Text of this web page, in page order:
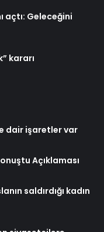
açtı: Geleceğini
kararı
dair işaretler var
Açıklaması
saldırdığı kadın